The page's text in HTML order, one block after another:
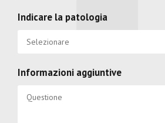
Indicare la patologia
Informazioni aggiuntive